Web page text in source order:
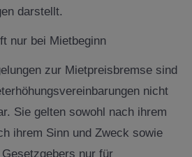
darstellt.
nur bei Mietbeginn
zur Mietpreisbremse sind
nicht
Sie gelten sowohl nach ihrem
ihrem Sinn und Zweck sowie
nur für